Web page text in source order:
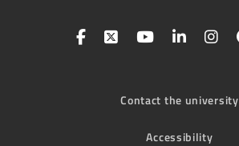
Contact the university
Accessibility